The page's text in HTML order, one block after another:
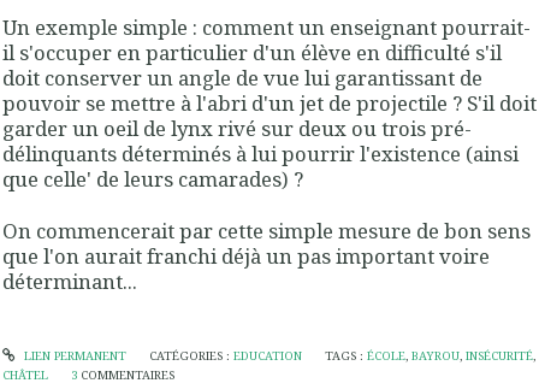
Un exemple simple : comment un enseignant pourrait-
il s'occuper en particulier d'un élève en difficulté s'il
doit conserver un angle de vue lui garantissant de
pouvoir se mettre à l'abri d'un jet de projectile ? S'il doit
garder un oeil de lynx rivé sur deux ou trois pré-
délinquants déterminés à lui pourrir l'existence (ainsi
que celle' de leurs camarades) ?
On commencerait par cette simple mesure de bon sens
que l'on aurait franchi déjà un pas important voire
déterminant...
LIEN PERMANENT CATÉGORIES : EDUCATION TAGS :ÉCOLE,BAYROU,INSÉCURITÉ,
CHÂTEL
3 COMMENTAIRES